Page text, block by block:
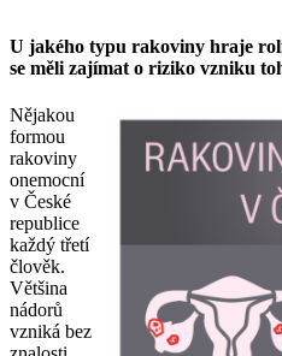
U jakého typu rakoviny hraje
se měli zajímat o riziko vzniku
Nějakou
formou
rakoviny
onemocní
v České
republice
každý třetí
člověk.
Většina
nádorů
vzniká bez